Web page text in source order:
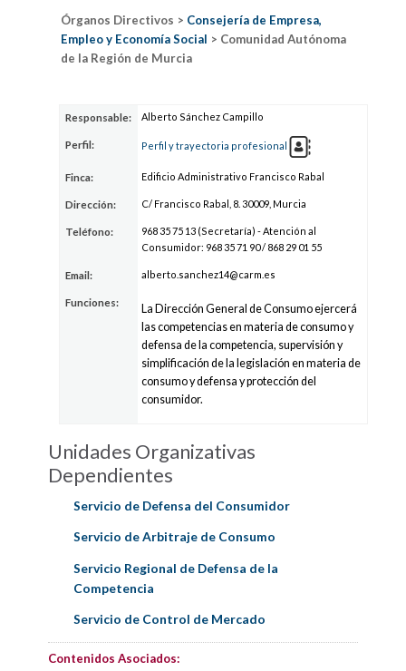
Órganos Directivos > Consejería de Empresa,
Empleo y Economía Social > Comunidad Autónoma
de la Región de Murcia
Responsable: Alberto Sánchez Campillo
Perfil: Perfil y trayectoria profesional
Finca: Edificio Administrativo Francisco Rabal
Dirección: C/ Francisco Rabal, 8. 30009, Murcia
Teléfono:
968 35 75 13 (Secretaría) - Atención al
Consumidor: 968 35 71 90 / 868 29 01 55
Email: alberto.sanchez14@carm.es
Funciones:
La Dirección General de Consumo ejercerá
las competencias en materia de consumo y
defensa de la competencia, supervisión y
simplificación de la legislación en materia de
consumo y defensa y protección del
consumidor.
Unidades Organizativas
Dependientes
Servicio de Defensa del Consumidor
Servicio de Arbitraje de Consumo
Servicio Regional de Defensa de la
Competencia
Servicio de Control de Mercado
Contenidos Asociados: